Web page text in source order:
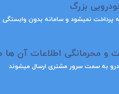
بزرگ
پرداخت نمیشود و سامانه بدون
و محرمانگی اطلاعات آن ها
به سمت سرور مشتری ارسال میشوند